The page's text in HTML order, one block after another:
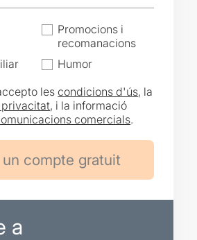
Promocions i
recomanacions
Humor
lescondicions d'ús, la
, i la informació
comercials.
a